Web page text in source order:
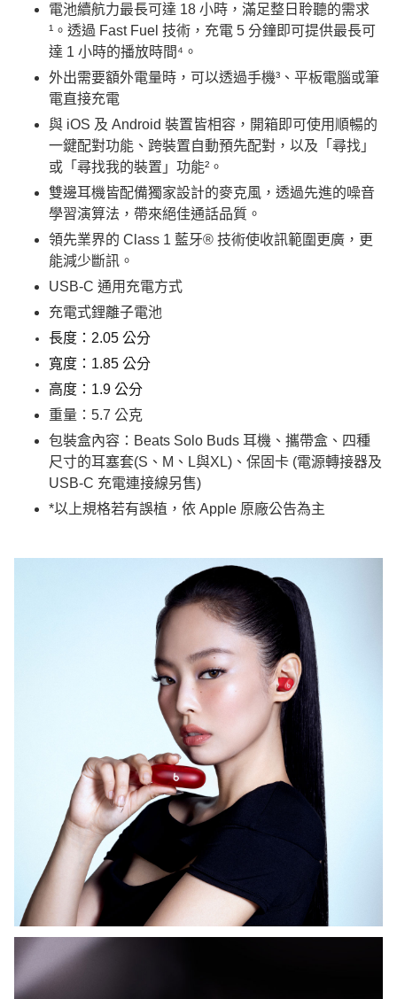
電池續航力最長可達 18 小時，滿足整日聆聽的需求
¹。透過 Fast Fuel 技術，充電 5 分鐘即可提供最長可
達 1 小時的播放時間⁴。
外出需要額外電量時，可以透過手機³、平板電腦或筆
電直接充電
與 iOS 及 Android 裝置皆相容，開箱即可使用順暢的
一鍵配對功能、跨裝置自動預先配對，以及「尋找」
或「尋找我的裝置」功能²。
雙邊耳機皆配備獨家設計的麥克風，透過先進的噪音
學習演算法，帶來絕佳通話品質。
領先業界的 Class 1 藍牙® 技術使收訊範圍更廣，更
能減少斷訊。
USB-C 通用充電方式
充電式鋰離子電池
長度：2.05 公分
寬度：1.85 公分
高度：1.9 公分
重量：5.7 公克
包裝盒內容：Beats Solo Buds 耳機、攜帶盒、四種
尺寸的耳塞套(S、M、L與XL)、保固卡 (電源轉接器及
USB-C 充電連接線另售)
*以上規格若有誤植，依 Apple 原廠公告為主